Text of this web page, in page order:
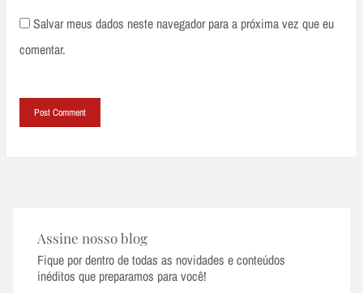
Salvar meus dados neste navegador para a próxima vez que eu
comentar.
Assine nosso blog
Fique por dentro de todas as novidades e conteúdos
inéditos que preparamos para você!